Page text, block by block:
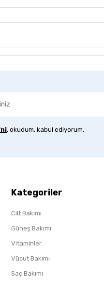
, okudum, kabul ediyorum.
Kategoriler
Cilt Bakımı
Güneş Bakımı
Vitaminler
Vücut Bakımı
Saç Bakımı